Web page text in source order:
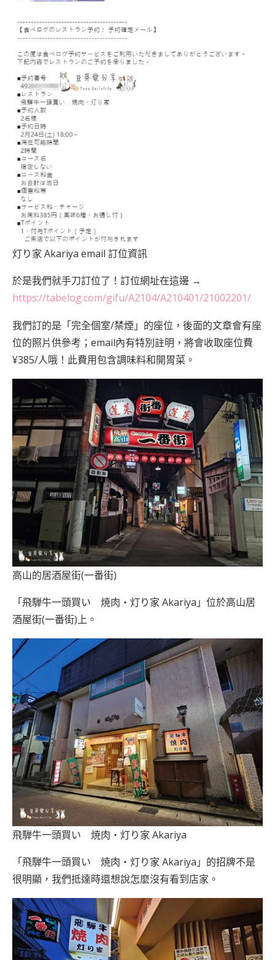
灯り家 Akariya email 訂位資訊
於是我們就手刀訂位了！訂位網址在這邊 →
https://tabelog.com/gifu/A2104/A210401/21002201/
我們訂的是「完全個室/禁煙」的座位，後面的文章會有座
位的照片供參考；email內有特別註明，將會收取座位費
¥385/人哦！此費用包含調味料和開胃菜。
高山的居酒屋街(一番街)
「飛騨牛一頭買い 焼肉・灯り家 Akariya」位於高山居
酒屋街(一番街)上。
飛騨牛一頭買い 焼肉・灯り家 Akariya
「飛騨牛一頭買い 焼肉・灯り家 Akariya」的招牌不是
很明顯，我們抵達時還想說怎麼沒有看到店家。